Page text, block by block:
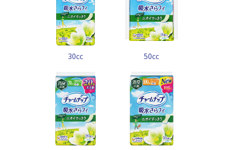
30cc 50cc